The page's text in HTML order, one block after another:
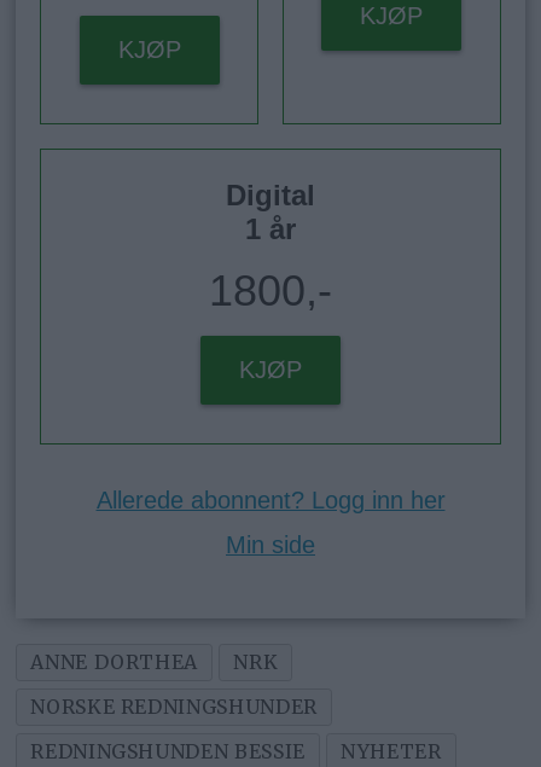
KJØP
KJØP
Digital
1 år
1800,-
KJØP
Allerede abonnent? Logg inn her
Min side
ANNE DORTHEA
NRK
NORSKE REDNINGSHUNDER
REDNINGSHUNDEN BESSIE
NYHETER